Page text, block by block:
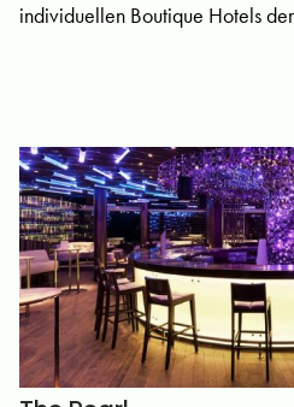
individuellen Boutique Hotels